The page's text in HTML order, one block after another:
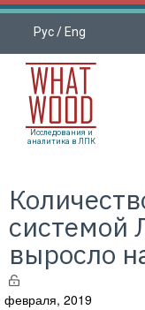
Рус/ Eng
Исследования и
аналитика в ЛПК
системой
выросло
февраля, 2019